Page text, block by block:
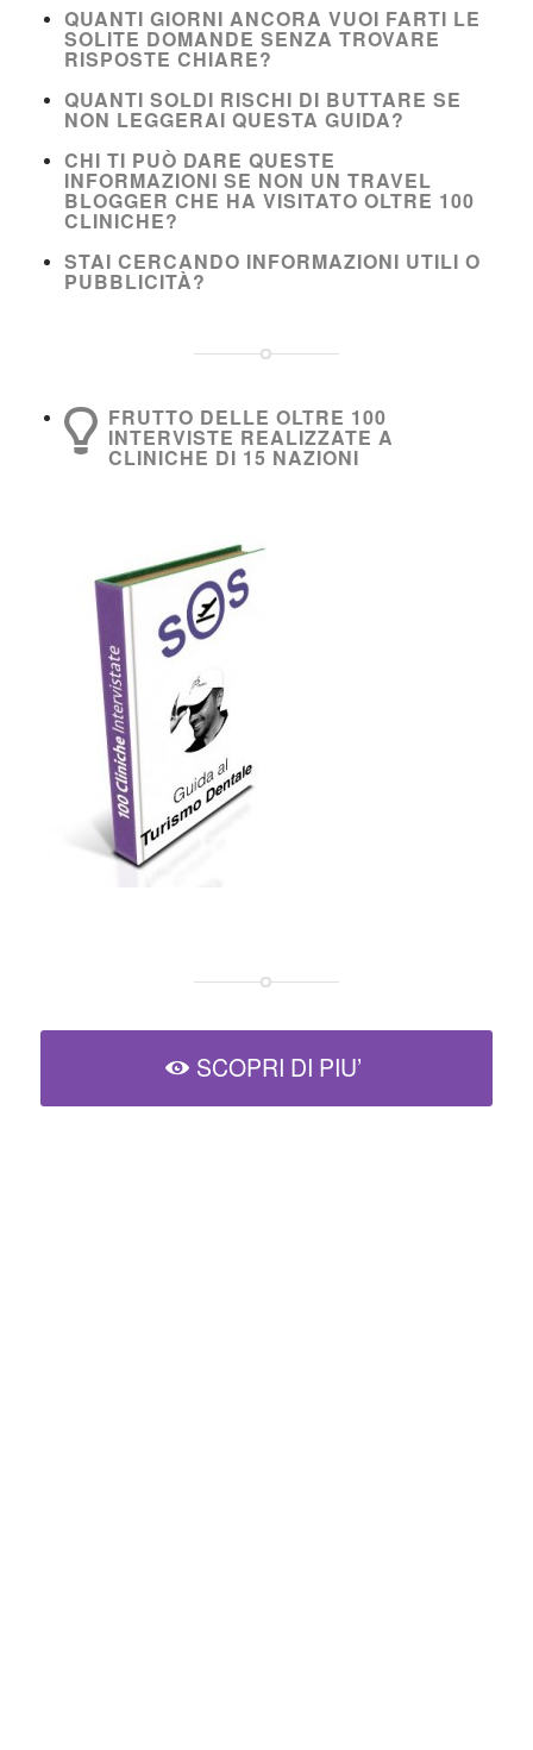
QUANTI GIORNI ANCORA VUOI FARTI LE
SOLITE DOMANDE SENZA TROVARE
RISPOSTE CHIARE?
QUANTI SOLDI RISCHI DI BUTTARE SE
NON LEGGERAI QUESTA GUIDA?
CHI TI PUÒ DARE QUESTE
INFORMAZIONI SE NON UN TRAVEL
BLOGGER CHE HA VISITATO OLTRE 100
CLINICHE?
STAI CERCANDO INFORMAZIONI UTILI O
PUBBLICITÀ?
FRUTTO DELLE OLTRE 100
INTERVISTE REALIZZATE A
CLINICHE DI 15 NAZIONI
SCOPRI DI PIU’